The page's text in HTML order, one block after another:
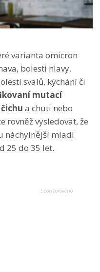
varianta omicron
bolesti hlavy,
svalů, kýchání či
mutací
a chuti nebo
rovněž vysledovat, že
náchylnější mladí
25 do 35 let.